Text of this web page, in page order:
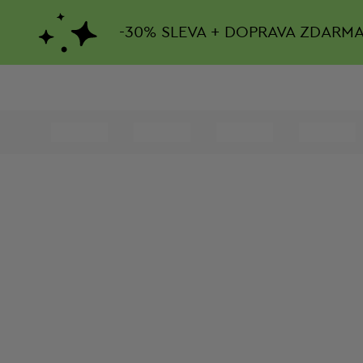
-30% SLEVA + DOPRAVA ZDARMA